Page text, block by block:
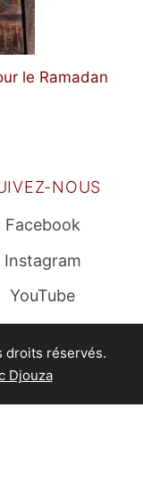
le Ramadan
NOUS
Facebook
Instagram
YouTube
droits réservés.
Djouza